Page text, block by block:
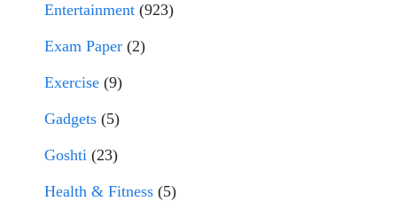
Entertainment (923)
Exam Paper (2)
Exercise (9)
Gadgets (5)
Goshti (23)
Health & Fitness (5)